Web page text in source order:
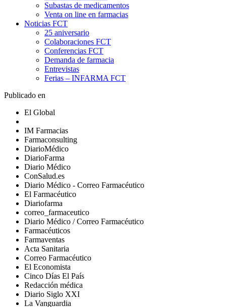
Subastas de medicamentos
Venta on line en farmacias
Noticias FCT
25 aniversario
Colaboraciones FCT
Conferencias FCT
Demanda de farmacia
Entrevistas
Ferias – INFARMA FCT
Publicado en
El Global
IM Farmacias
Farmaconsulting
DiarioMédico
DiarioFarma
Diario Médico
ConSalud.es
Diario Médico - Correo Farmacéutico
El Farmacéutico
Diariofarma
correo_farmaceutico
Diario Médico / Correo Farmacéutico
Farmacéuticos
Farmaventas
Acta Sanitaria
Correo Farmacéutico
El Economista
Cinco Días El País
Redacción médica
Diario Siglo XXI
La Vanguardia